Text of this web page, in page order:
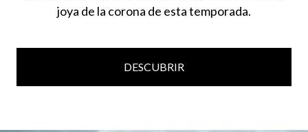
joya de la corona de esta temporada.
DESCUBRIR